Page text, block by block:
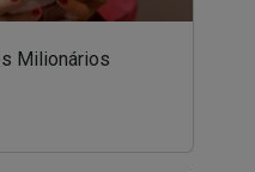
Milionários